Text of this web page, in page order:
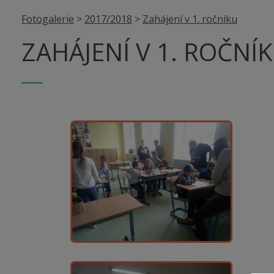
Fotogalerie > 2017/2018 > Zahájení v 1. ročníku
ZAHÁJENÍ V 1.